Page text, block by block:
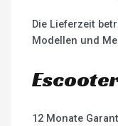
Die Lieferzeit
Modellen und
12 Monate